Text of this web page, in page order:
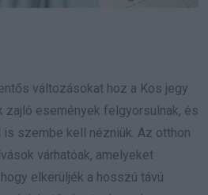
változásokat hoz a Kos jegy
zajló események felgyorsulnak, és
szembe kell nézniük. Az otthon
várhatóak, amelyeket
elkerüljék a hosszú távú